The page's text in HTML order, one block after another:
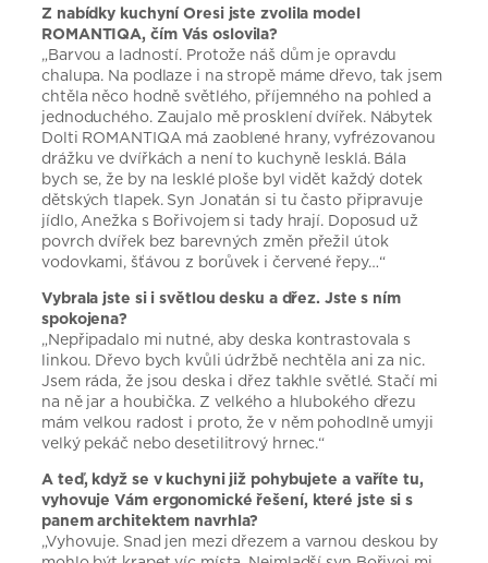
Z nabídky kuchyní Oresi jste zvolila model
ROMANTIQA, čím Vás oslovila?
„Barvou a ladností. Protože náš dům je opravdu
chalupa. Na podlaze i na stropě máme dřevo, tak jsem
chtěla něco hodně světlého, příjemného na pohled a
jednoduchého. Zaujalo mě prosklení dvířek. Nábytek
Dolti ROMANTIQA má zaoblené hrany, vyfrézovanou
drážku ve dvířkách a není to kuchyně lesklá. Bála
bych se, že by na lesklé ploše byl vidět každý dotek
dětských tlapek. Syn Jonatán si tu často připravuje
jídlo, Anežka s Bořivojem si tady hrají. Doposud už
povrch dvířek bez barevných změn přežil útok
vodovkami, šťávou z borůvek i červené řepy…“
Vybrala jste si i světlou desku a dřez. Jste s ním
spokojena?
„Nepřipadalo mi nutné, aby deska kontrastovala s
linkou. Dřevo bych kvůli údržbě nechtěla ani za nic.
Jsem ráda, že jsou deska i dřez takhle světlé. Stačí mi
na ně jar a houbička. Z velkého a hlubokého dřezu
mám velkou radost i proto, že v něm pohodlně umyji
velký pekáč nebo desetilitrový hrnec.“
A teď, když se v kuchyni již pohybujete a vaříte tu,
vyhovuje Vám ergonomické řešení, které jste si s
panem architektem navrhla?
„Vyhovuje. Snad jen mezi dřezem a varnou deskou by